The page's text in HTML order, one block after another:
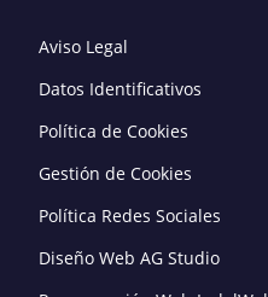
Aviso Legal
Datos Identificativos
Política de Cookies
Gestión de Cookies
Política Redes Sociales
Diseño Web AG Studio